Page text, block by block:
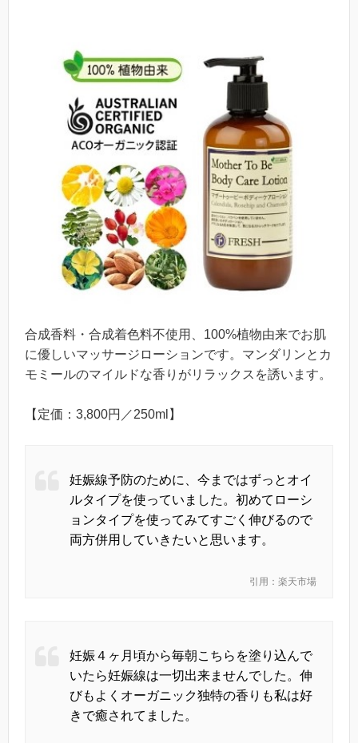
合成香料・合成着色料不使用、100%植物由来でお肌
に優しいマッサージローションです。マンダリンとカ
モミールのマイルドな香りがリラックスを誘います。
【定価：3,800円／250ml】
妊娠線予防のために、今まではずっとオイ
ルタイプを使っていました。初めてローシ
ョンタイプを使ってみてすごく伸びるので
両方併用していきたいと思います。
引用：楽天市場
妊娠４ヶ月頃から毎朝こちらを塗り込んで
いたら妊娠線は一切出来ませんでした。伸
びもよくオーガニック独特の香りも私は好
きで癒されてました。